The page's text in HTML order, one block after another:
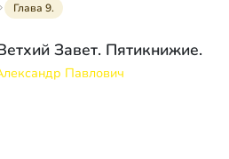
Глава 9.
Завет. Пятикнижие.
Павлович